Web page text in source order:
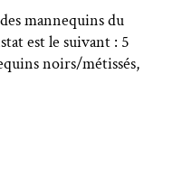
mannequins du
est le suivant : 5
noirs/métissés,